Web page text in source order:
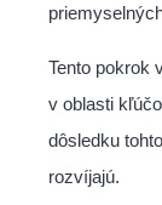
Tento pokrok
v oblasti
dôsledku
rozvíjajú.